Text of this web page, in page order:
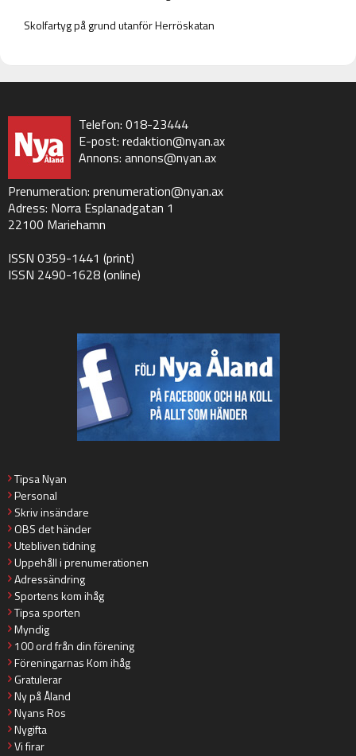
Skolfartyg på grund utanför Herröskatan
Telefon: 018-23444
E-post: redaktion@nyan.ax
Annons: annons@nyan.ax
Prenumeration: prenumeration@nyan.ax
Adress: Norra Esplanadgatan 1
22100 Mariehamn
ISSN 0359-1441 (print)
ISSN 2490-1628 (online)
Tipsa Nyan
Personal
Skriv insändare
OBS det händer
Utebliven tidning
Uppehåll i prenumerationen
Adressändring
Sportens kom ihåg
Tipsa sporten
Myndig
100 ord från din förening
Föreningarnas Kom ihåg
Gratulerar
Ny på Åland
Nyans Ros
Nygifta
Vi firar